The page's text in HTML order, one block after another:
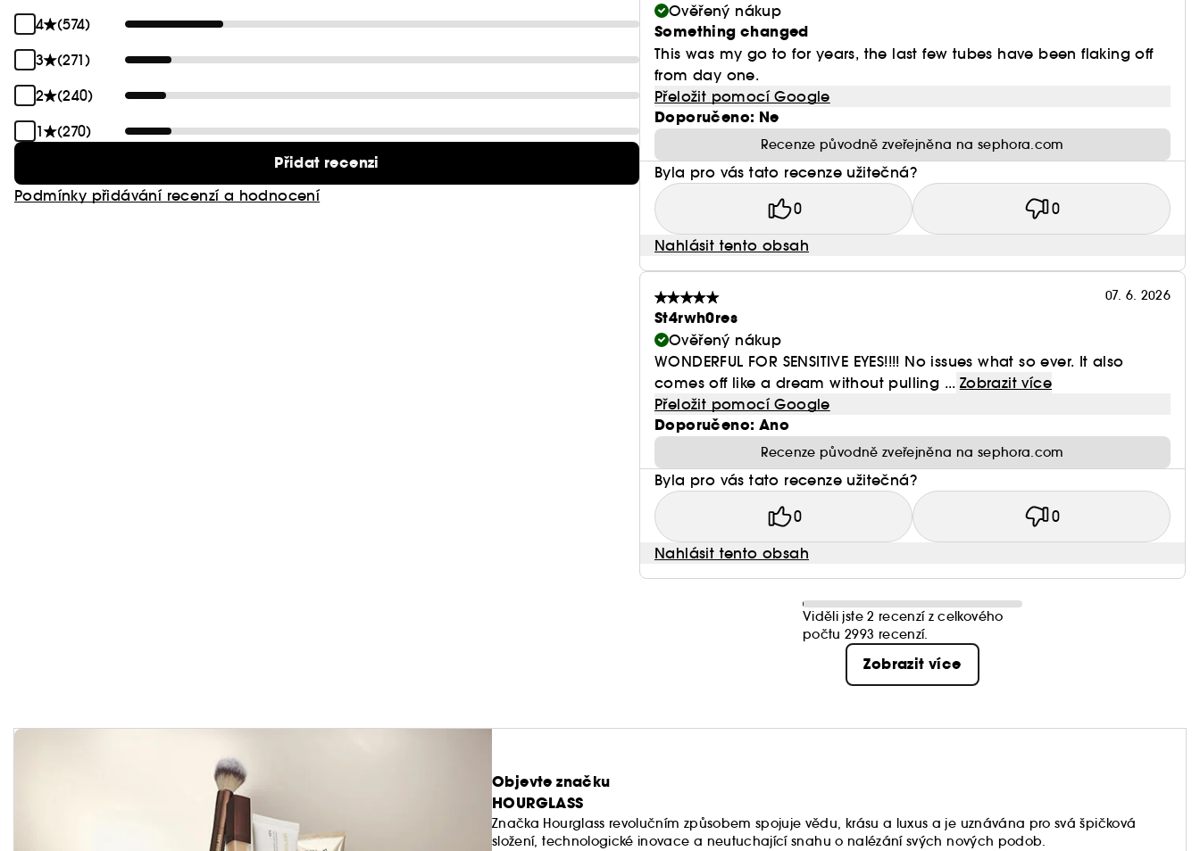
4
(574)
3
(271)
2
(240)
1
(270)
Přidat recenzi
Podmínky přidávání recenzí a hodnocení
Ověřený nákup
Something changed
This was my go to for years, the last few tubes have been flaking off
from day one.
Přeložit pomocí Google
Doporučeno: Ne
Recenze původně zveřejněna na sephora.com
Byla pro vás tato recenze užitečná?
0 0
Nahlásit tento obsah
07. 6. 2026
St4rwh0res
Ověřený nákup
WONDERFUL FOR SENSITIVE EYES!!!! No issues what so ever. It also
comes off like a dream without pulling ... Zobrazit více
Přeložit pomocí Google
Doporučeno: Ano
Recenze původně zveřejněna na sephora.com
Byla pro vás tato recenze užitečná?
0 0
Nahlásit tento obsah
Viděli jste 2 recenzí z celkového
počtu 2993 recenzí.
Zobrazit více
Objevte značku
HOURGLASS
Značka Hourglass revolučním způsobem spojuje vědu, krásu a luxus a je uznávána pro svá špičková
složení, technologické inovace a neutuchající snahu o nalézání svých nových podob.